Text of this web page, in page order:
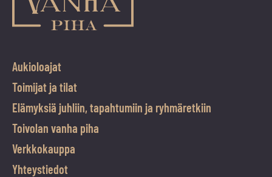
Aukioloajat
Toimijat ja tilat
Elämyksiä juhliin, tapahtumiin ja ryhmäretkiin
Toivolan vanha piha
Verkkokauppa
Yhteystiedot